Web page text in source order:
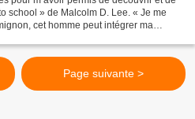
school » de Malcolm D. Lee. « Je me
cet homme peut intégrer ma
Page suivante >